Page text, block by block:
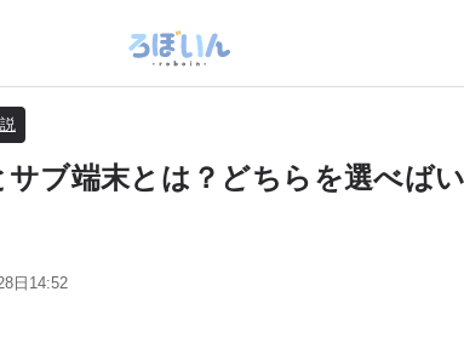
ブ端末とは？どちらを選べば
日14:52